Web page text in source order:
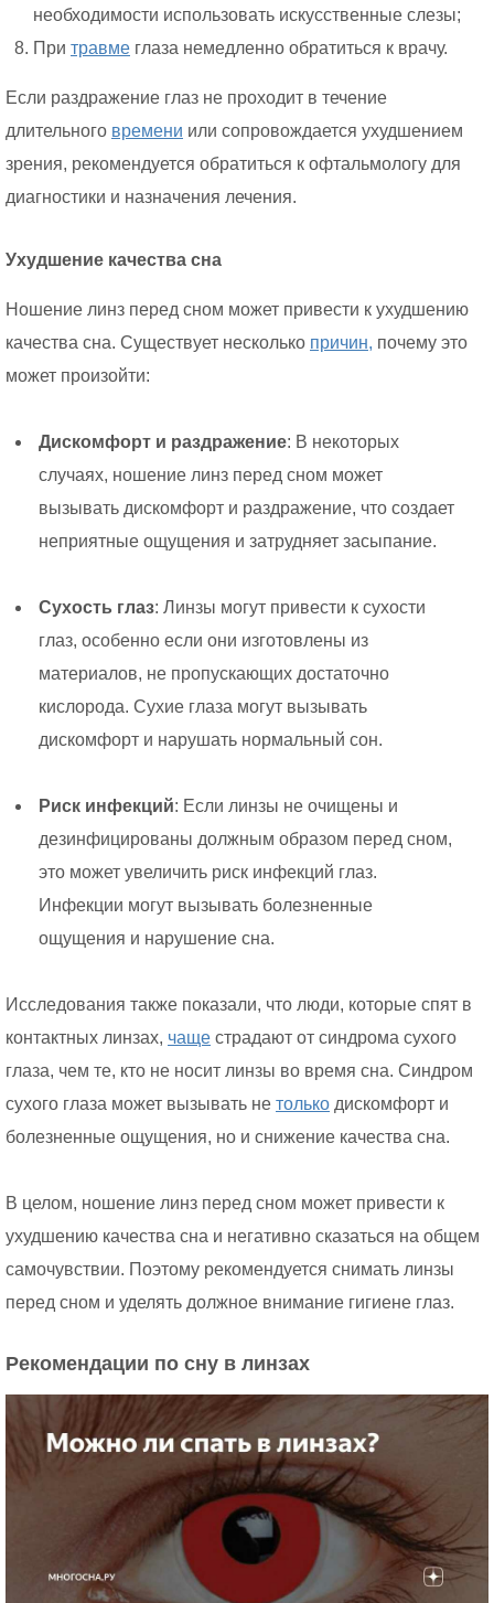
необходимости использовать искусственные слезы;
При травме глаза немедленно обратиться к врачу.
Если раздражение глаз не проходит в течение
длительного времени или сопровождается ухудшением
зрения, рекомендуется обратиться к офтальмологу для
диагностики и назначения лечения.
Ухудшение качества сна
Ношение линз перед сном может привести к ухудшению
качества сна. Существует несколько причин, почему это
может произойти:
Дискомфорт и раздражение: В некоторых
случаях, ношение линз перед сном может
вызывать дискомфорт и раздражение, что создает
неприятные ощущения и затрудняет засыпание.
Сухость глаз: Линзы могут привести к сухости
глаз, особенно если они изготовлены из
материалов, не пропускающих достаточно
кислорода. Сухие глаза могут вызывать
дискомфорт и нарушать нормальный сон.
Риск инфекций: Если линзы не очищены и
дезинфицированы должным образом перед сном,
это может увеличить риск инфекций глаз.
Инфекции могут вызывать болезненные
ощущения и нарушение сна.
Исследования также показали, что люди, которые спят в
контактных линзах, чаще страдают от синдрома сухого
глаза, чем те, кто не носит линзы во время сна. Синдром
сухого глаза может вызывать не только дискомфорт и
болезненные ощущения, но и снижение качества сна.
В целом, ношение линз перед сном может привести к
ухудшению качества сна и негативно сказаться на общем
самочувствии. Поэтому рекомендуется снимать линзы
перед сном и уделять должное внимание гигиене глаз.
Рекомендации по сну в линзах